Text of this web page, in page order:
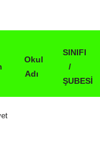
Okul
Adı
SINIFI
/
ŞUBESİ